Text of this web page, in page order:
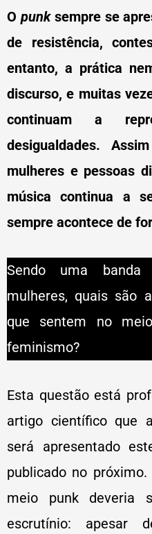
O punksempre se
de resistência,
entanto, a prática
discurso, e muitas
continuam a
desigualdades.
mulheres e pessoas
música continua a
sempre acontece de
Sendo uma banda
mulheres, quais são
que sentem no
feminismo?
Esta questão está
artigo científico que
será apresentado
publicado no
meio punk deveria
escrutínio: apesar